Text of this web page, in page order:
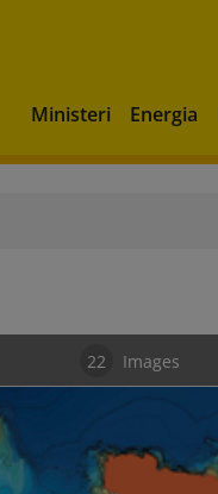
Ministeri Energia
22 Images